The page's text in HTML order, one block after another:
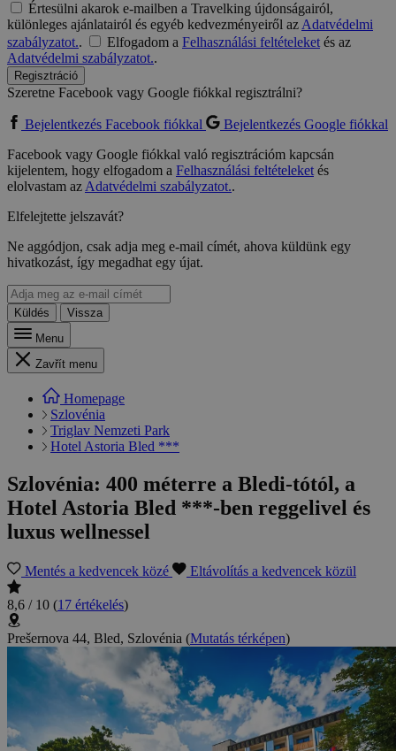
Értesülni akarok e-mailben a Travelking újdonságairól,
különleges ajánlatairól és egyéb kedvezményeiről azAdatvédelmi
szabályzatot.. Elfogadom a Felhasználási feltételeketés az
Adatvédelmi szabályzatot..
Regisztráció
Szeretne Facebook vagy Google fiókkal regisztrálni?
Bejelentkezés Facebook fiókkal
Bejelentkezés Google fiókkal
Facebook vagy Google fiókkal való regisztrációm kapcsán
kijelentem, hogy elfogadom a Felhasználási feltételeketés
elolvastam azAdatvédelmi szabályzatot..
Elfelejtette jelszavát?
Ne aggódjon, csak adja meg e-mail címét, ahova küldünk egy
hivatkozást, így megadhat egy újat.
Küldés
Vissza
Menu
Zavřít menu
Homepage
Szlovénia
Triglav Nemzeti Park
Hotel Astoria Bled ***
Szlovénia: 400 méterre a Bledi-tótól, a
Hotel Astoria Bled ***-ben reggelivel és
luxus wellnessel
Mentés a kedvencek közé Eltávolítás a kedvencek közül
8,6 / 10 (17 értékelés)
Prešernova 44, Bled, Szlovénia (Mutatás térképen)